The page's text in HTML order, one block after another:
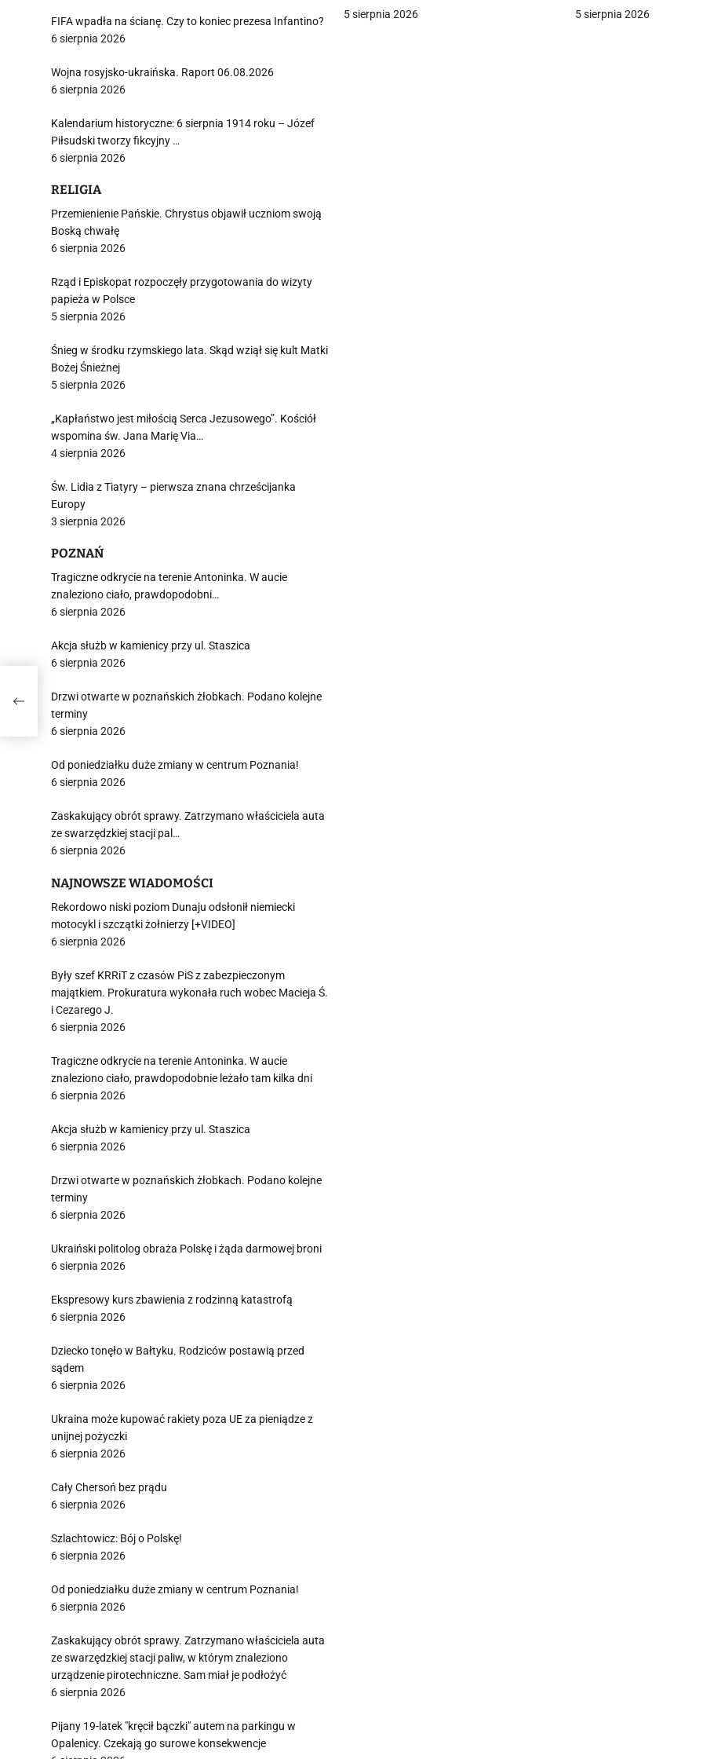
5 sierpnia 2026 5 sierpnia 2026
FIFA wpadła na ścianę. Czy to koniec prezesa Infantino?
6 sierpnia 2026
Wojna rosyjsko-ukraińska. Raport 06.08.2026
6 sierpnia 2026
Kalendarium historyczne: 6 sierpnia 1914 roku – Józef
Piłsudski tworzy fikcyjny …
6 sierpnia 2026
RELIGIA
Przemienienie Pańskie. Chrystus objawił uczniom swoją
Boską chwałę
6 sierpnia 2026
Rząd i Episkopat rozpoczęły przygotowania do wizyty
papieża w Polsce
5 sierpnia 2026
Śnieg w środku rzymskiego lata. Skąd wziął się kult Matki
Bożej Śnieżnej
5 sierpnia 2026
„Kapłaństwo jest miłością Serca Jezusowego”. Kościół
wspomina św. Jana Marię Via…
4 sierpnia 2026
Św. Lidia z Tiatyry – pierwsza znana chrześcijanka
Europy
3 sierpnia 2026
POZNAŃ
Tragiczne odkrycie na terenie Antoninka. W aucie
znaleziono ciało, prawdopodobni…
6 sierpnia 2026
Akcja służb w kamienicy przy ul. Staszica
6 sierpnia 2026
Drzwi otwarte w poznańskich żłobkach. Podano kolejne
terminy
6 sierpnia 2026
Od poniedziałku duże zmiany w centrum Poznania!
6 sierpnia 2026
Zaskakujący obrót sprawy. Zatrzymano właściciela auta
ze swarzędzkiej stacji pal…
6 sierpnia 2026
NAJNOWSZE WIADOMOŚCI
Rekordowo niski poziom Dunaju odsłonił niemiecki
motocykl i szczątki żołnierzy [+VIDEO]
6 sierpnia 2026
Były szef KRRiT z czasów PiS z zabezpieczonym
majątkiem. Prokuratura wykonała ruch wobec Macieja Ś.
i Cezarego J.
6 sierpnia 2026
Tragiczne odkrycie na terenie Antoninka. W aucie
znaleziono ciało, prawdopodobnie leżało tam kilka dni
6 sierpnia 2026
Akcja służb w kamienicy przy ul. Staszica
6 sierpnia 2026
Drzwi otwarte w poznańskich żłobkach. Podano kolejne
terminy
6 sierpnia 2026
Ukraiński politolog obraża Polskę i żąda darmowej broni
6 sierpnia 2026
Ekspresowy kurs zbawienia z rodzinną katastrofą
6 sierpnia 2026
Dziecko tonęło w Bałtyku. Rodziców postawią przed
sądem
6 sierpnia 2026
Ukraina może kupować rakiety poza UE za pieniądze z
unijnej pożyczki
6 sierpnia 2026
Cały Chersoń bez prądu
6 sierpnia 2026
Szlachtowicz: Bój o Polskę!
6 sierpnia 2026
Od poniedziałku duże zmiany w centrum Poznania!
6 sierpnia 2026
Zaskakujący obrót sprawy. Zatrzymano właściciela auta
ze swarzędzkiej stacji paliw, w którym znaleziono
urządzenie pirotechniczne. Sam miał je podłożyć
6 sierpnia 2026
Pijany 19-latek "kręcił bączki" autem na parkingu w
Opalenicy. Czekają go surowe konsekwencje